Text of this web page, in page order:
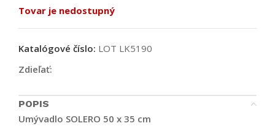
Tovar je nedostupný
Katalógové číslo: LOT LK5190
Zdieľať:
POPIS
Umývadlo SOLERO 50 x 35 cm